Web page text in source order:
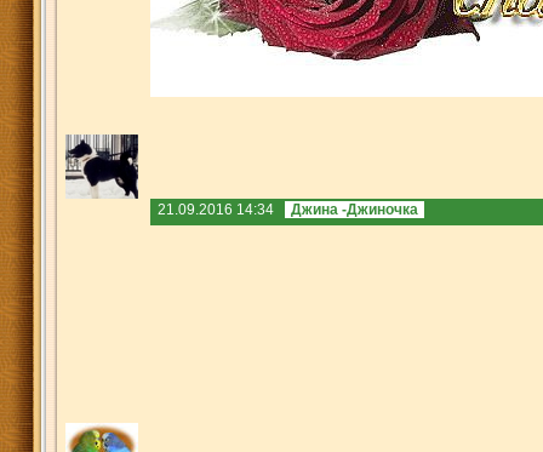
21.09.2016 14:34 Джина -Джиночка